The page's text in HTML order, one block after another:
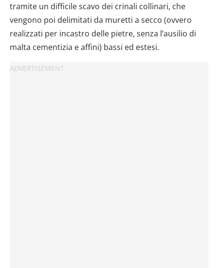
tramite un difficile scavo dei crinali collinari, che
vengono poi delimitati da muretti a secco (ovvero
realizzati per incastro delle pietre, senza l’ausilio di
malta cementizia e affini) bassi ed estesi.